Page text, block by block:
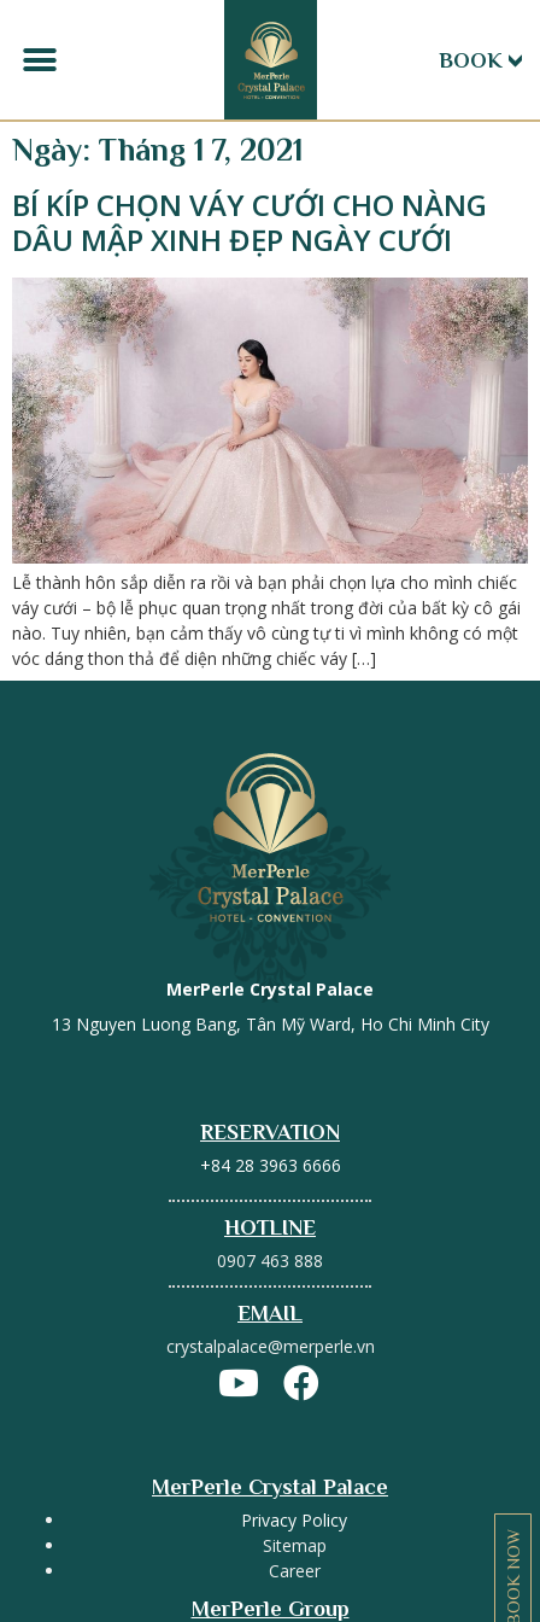
BOOK
Ngày: Tháng 1 7, 2021
BÍ KÍP CHỌN VÁY CƯỚI CHO NÀNG
DÂU MẬP XINH ĐẸP NGÀY CƯỚI
Lễ thành hôn sắp diễn ra rồi và bạn phải chọn lựa cho mình chiếc
váy cưới – bộ lễ phục quan trọng nhất trong đời của bất kỳ cô gái
nào. Tuy nhiên, bạn cảm thấy vô cùng tự ti vì mình không có một
vóc dáng thon thả để diện những chiếc váy […]
MerPerle Crystal Palace
13 Nguyen Luong Bang, Tân Mỹ Ward, Ho Chi Minh City
RESERVATION
+84 28 3963 6666
HOTLINE
0907 463 888
EMAIL
crystalpalace@merperle.vn
MerPerle Crystal Palace
Privacy Policy
Sitemap
Career
MerPerle Group BOOK NOW